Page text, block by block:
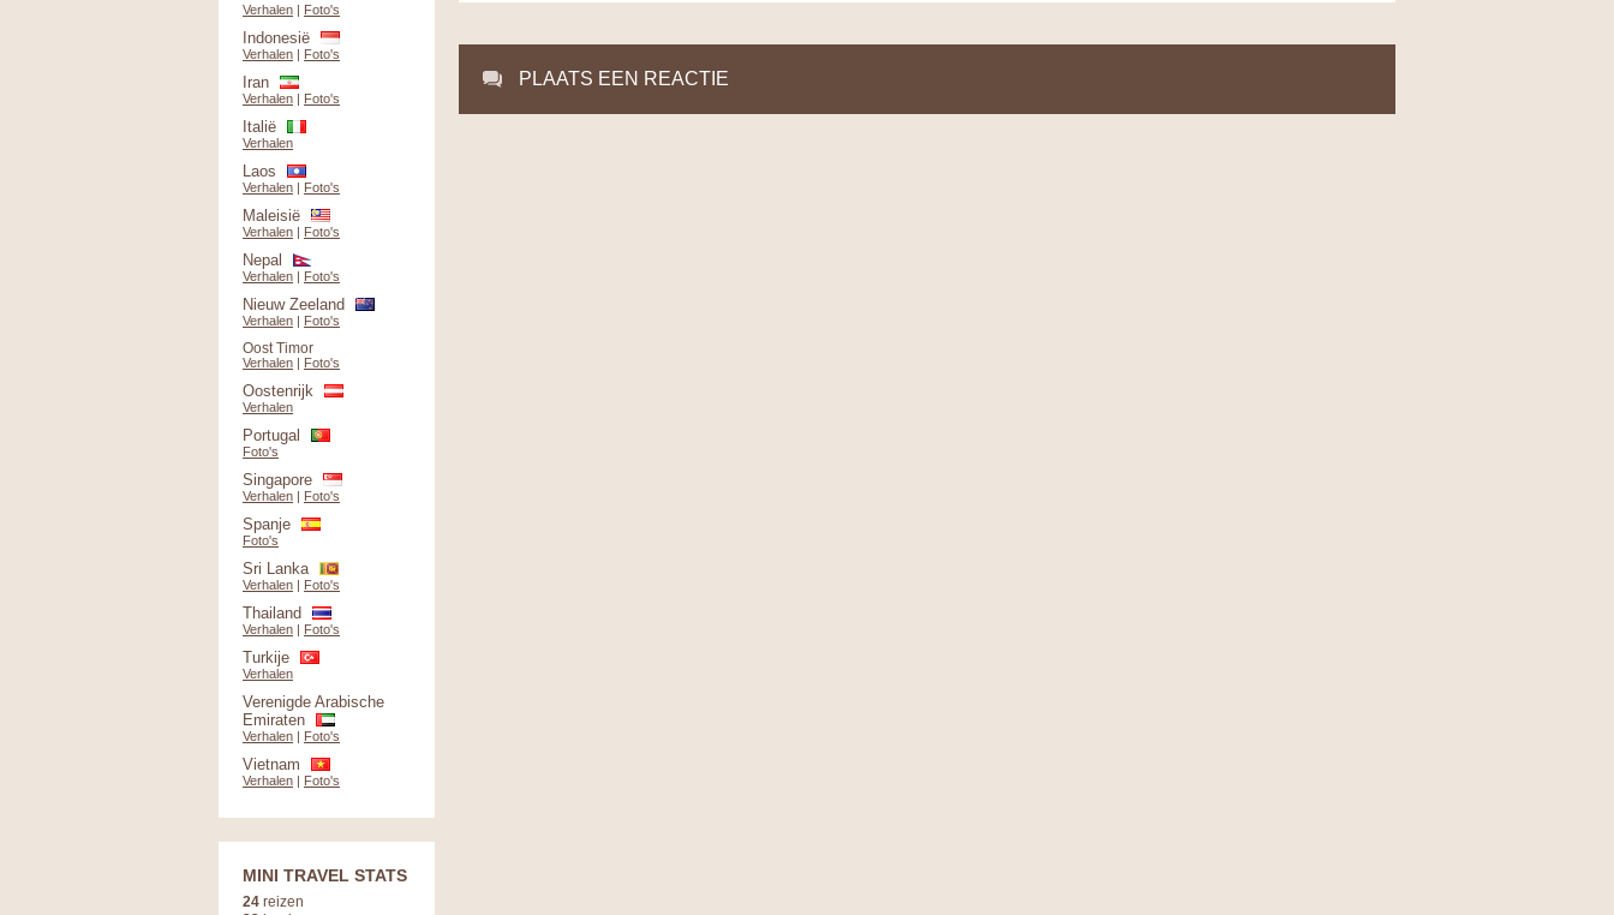
PLAATS EEN REACTIE
Verhalen | Foto's
Indonesië
Verhalen | Foto's
Iran
Verhalen | Foto's
Italië
Verhalen
Laos
Verhalen | Foto's
Maleisië
Verhalen | Foto's
Nepal
Verhalen | Foto's
Nieuw Zeeland
Verhalen | Foto's
Oost Timor
Verhalen | Foto's
Oostenrijk
Verhalen
Portugal
Foto's
Singapore
Verhalen | Foto's
Spanje
Foto's
Sri Lanka
Verhalen | Foto's
Thailand
Verhalen | Foto's
Turkije
Verhalen
Verenigde Arabische
Emiraten
Verhalen | Foto's
Vietnam
Verhalen | Foto's
MINI TRAVEL STATS
24 reizen